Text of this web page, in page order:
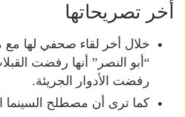
أخر تصريحاتها
خلال أخر لقاء صحفي لها مع
“أبو النصر” أنها رفضت
رفضت الأدوار الجريئة.
كما ترى أن مصطلح السينما